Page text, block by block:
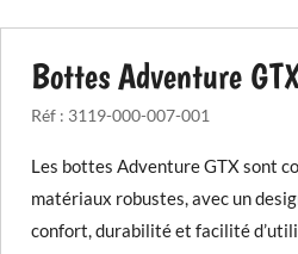
Bottes Adventure
Réf : 3119-000-007-001
Les bottes Adventure GTX sont
matériaux robustes, avec un
confort, durabilité et facilité